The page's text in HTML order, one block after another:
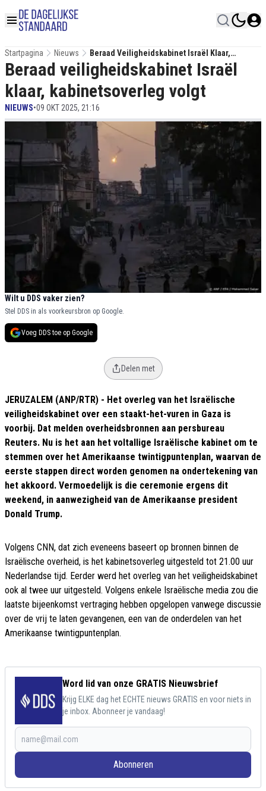
Startpagina Nieuws
Beraad Veiligheidskabinet Israël Klaar,
Kabinetsoverleg Volgt
Beraad veiligheidskabinet Israël
klaar, kabinetsoverleg volgt
NIEUWS•09 OKT 2025, 21:16
Wilt u DDS vaker zien?
Stel DDS in als voorkeursbron op Google.
Voeg DDS toe op Google
Delen met
JERUZALEM (ANP/RTR) - Het overleg van het Israëlische
veiligheidskabinet over een staakt-het-vuren in Gaza is
voorbij. Dat melden overheidsbronnen aan persbureau
Reuters. Nu is het aan het voltallige Israëlische kabinet om te
stemmen over het Amerikaanse twintigpuntenplan, waarvan de
eerste stappen direct worden genomen na ondertekening van
het akkoord. Vermoedelijk is die ceremonie ergens dit
weekend, in aanwezigheid van de Amerikaanse president
Donald Trump.
Volgens CNN, dat zich eveneens baseert op bronnen binnen de
Israëlische overheid, is het kabinetsoverleg uitgesteld tot 21.00 uur
Nederlandse tijd. Eerder werd het overleg van het veiligheidskabinet
ook al twee uur uitgesteld. Volgens enkele Israëlische media zou die
laatste bijeenkomst vertraging hebben opgelopen vanwege discussie
over de vrij te laten gevangenen, een van de onderdelen van het
Amerikaanse twintigpuntenplan.
Word lid van onze GRATIS Nieuwsbrief
Krijg ELKE dag het ECHTE nieuws GRATIS en voor niets in
je inbox. Abonneer je vandaag!
Abonneren